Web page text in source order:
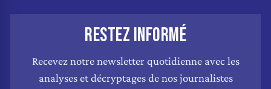
RESTEZ INFORMÉ
Recevez notre newsletter quotidienne avec les
analyses et décryptages de nos journalistes